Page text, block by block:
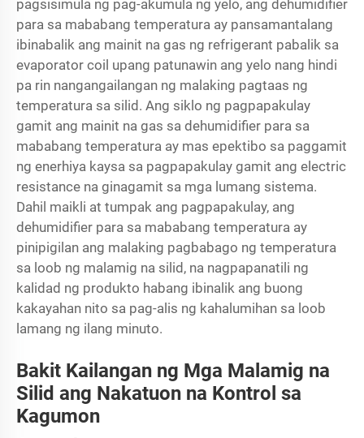
pagsisimula ng pag-akumula ng yelo, ang dehumidifier
para sa mababang temperatura ay pansamantalang
ibinabalik ang mainit na gas ng refrigerant pabalik sa
evaporator coil upang patunawin ang yelo nang hindi
pa rin nangangailangan ng malaking pagtaas ng
temperatura sa silid. Ang siklo ng pagpapakulay
gamit ang mainit na gas sa dehumidifier para sa
mababang temperatura ay mas epektibo sa paggamit
ng enerhiya kaysa sa pagpapakulay gamit ang electric
resistance na ginagamit sa mga lumang sistema.
Dahil maikli at tumpak ang pagpapakulay, ang
dehumidifier para sa mababang temperatura ay
pinipigilan ang malaking pagbabago ng temperatura
sa loob ng malamig na silid, na nagpapanatili ng
kalidad ng produkto habang ibinalik ang buong
kakayahan nito sa pag-alis ng kahalumihan sa loob
lamang ng ilang minuto.
Bakit Kailangan ng Mga Malamig na
Silid ang Nakatuon na Kontrol sa
Kagumon